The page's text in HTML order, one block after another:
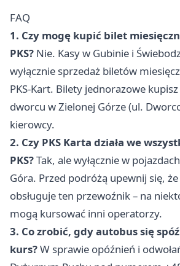
FAQ
1. Czy mogę kupić bilet
PKS? Nie. Kasy w Gubinie i
wyłącznie sprzedaż biletów
PKS-Kart. Bilety jednorazowe
dworcu w Zielonej Górze (ul.
kierowcy.
2. Czy PKS Karta działa we
PKS?Tak, ale wyłącznie w
Góra. Przed podróżą upewnij się,
obsługuje ten przewoźnik – na
mogą kursować inni operatorzy.
3. Co zrobić, gdy autobus się
kurs?W sprawie opóźnień i